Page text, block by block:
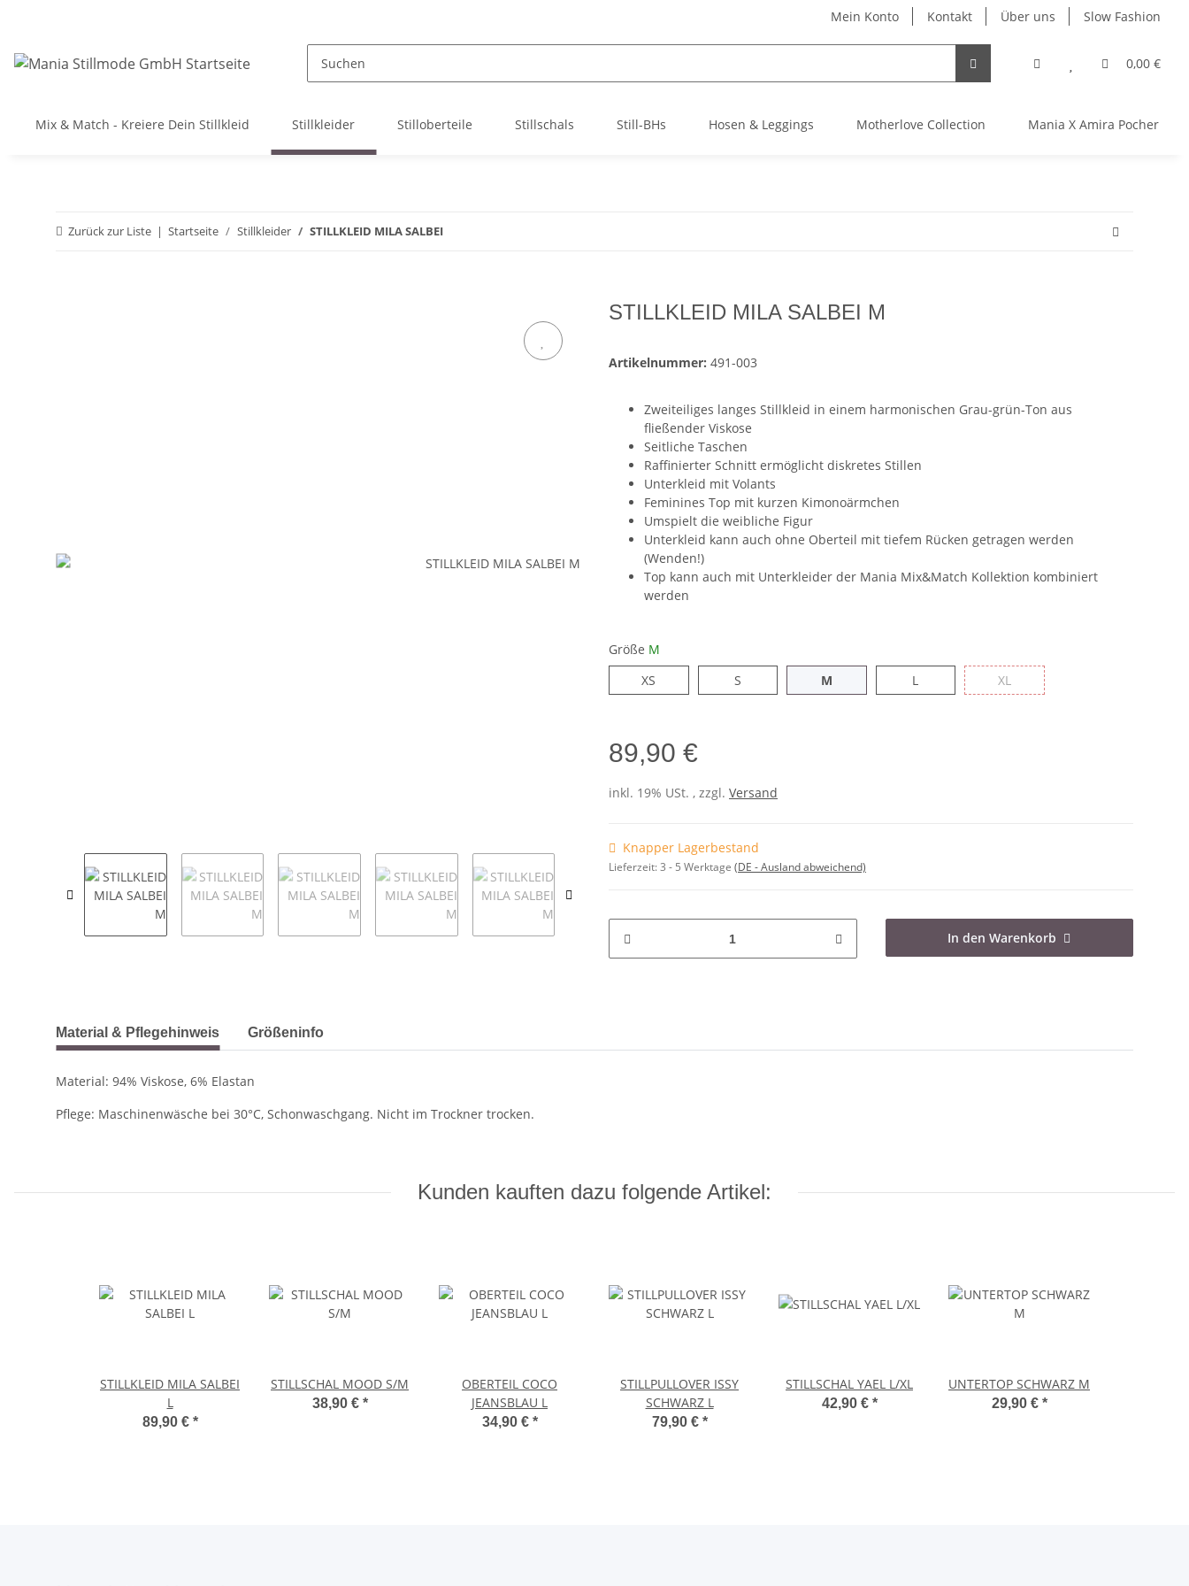
Mein Konto Kontakt Über uns Slow Fashion
0,00 €
Mix & Match - Kreiere Dein Stillkleid Stillkleider Stilloberteile Stillschals Still-BHs Hosen & Leggings Motherlove Collection Mania X Amira Pocher
Zurück zur Liste Startseite Stillkleider STILLKLEID MILA SALBEI
STILLKLEID MILA SALBEI M
Artikelnummer: 491-003
Zweiteiliges langes Stillkleid in einem harmonischen Grau-grün-Ton aus
fließender Viskose
Seitliche Taschen
Raffinierter Schnitt ermöglicht diskretes Stillen
Unterkleid mit Volants
Feminines Top mit kurzen Kimonoärmchen
Umspielt die weibliche Figur
Unterkleid kann auch ohne Oberteil mit tiefem Rücken getragen werden
(Wenden!)
Top kann auch mit Unterkleider der Mania Mix&Match Kollektion kombiniert
werden
Größe M
XS
SS MM L XL
89,90 €
inkl. 19% USt. , zzgl. Versand
Knapper Lagerbestand
Lieferzeit:3 - 5 Werktage (DE - Ausland abweichend)
In den Warenkorb
weitere Registerkarten anzeigen
Material & Pflegehinweis Größeninfo
Material: 94% Viskose, 6% Elastan
Pflege: Maschinenwäsche bei 30°C, Schonwaschgang. Nicht im Trockner trocken.
Kunden kauften dazu folgende Artikel:
STILLKLEID MILA SALBEI
L
89,90 € *
STILLSCHAL MOOD S/M
38,90 € *
OBERTEIL COCO
JEANSBLAU L
34,90 € *
STILLPULLOVER ISSY
SCHWARZ L
79,90 € *
STILLSCHAL YAEL L/XL
42,90 € *
UNTERTOP SCHWARZ M
29,90 € *